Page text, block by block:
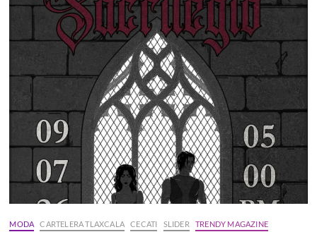
MODA CARTELERA TLAXCALA CECATI SLIDER TRENDY MAGAZINE